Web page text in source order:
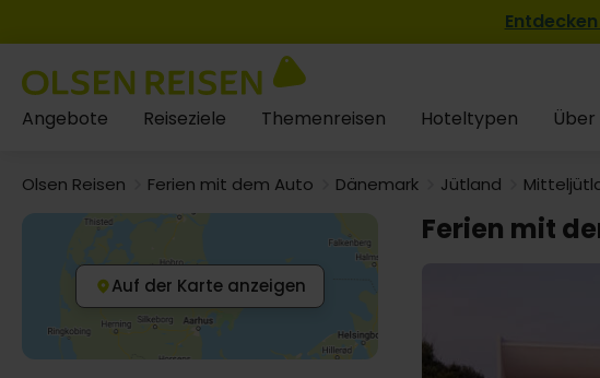
Angebote Reiseziele Themenreisen Hoteltypen Über
Olsen Reisen Ferien mit dem Auto Dänemark Jütland
Auf der Karte anzeigen
Ferien mit